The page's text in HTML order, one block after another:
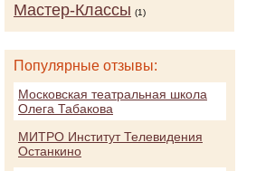
Мастер-Классы (1)
Популярные отзывы:
Московская театральная школа
Олега Табакова
МИТРО Институт Телевидения
Останкино